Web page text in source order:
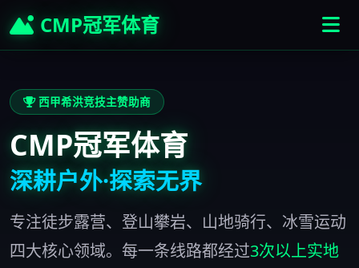
CMP冠军体育
西甲希洪竞技主赞助商
CMP冠军体育
深耕户外·探索无界
专注徒步露营、登山攀岩、山地骑行、冰雪运动
四大核心领域。每一条线路都经过3次以上实地